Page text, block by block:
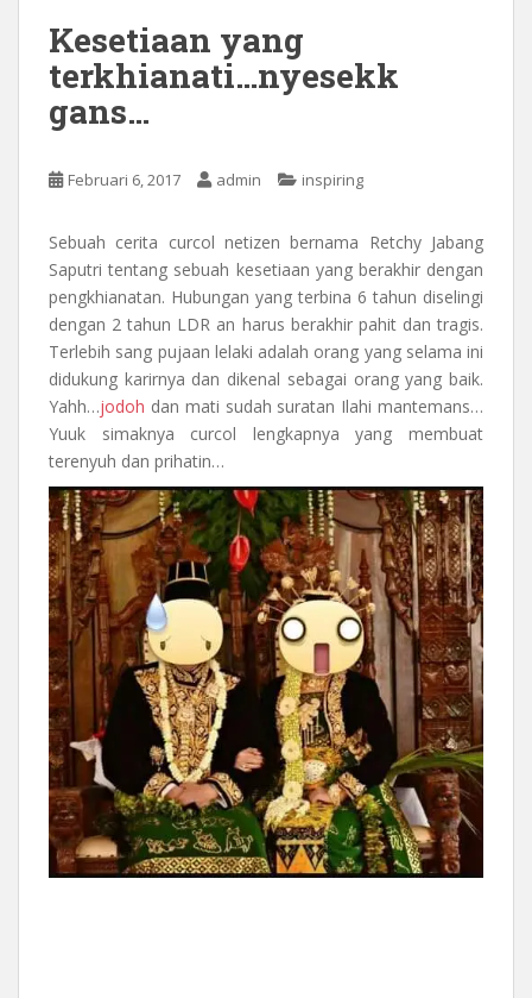
Kesetiaan yang
terkhianati…nyesekk
gans…
Februari 6, 2017 admin inspiring
Sebuah cerita curcol netizen bernama Retchy Jabang
Saputri tentang sebuah kesetiaan yang berakhir dengan
pengkhianatan. Hubungan yang terbina 6 tahun diselingi
dengan 2 tahun LDR an harus berakhir pahit dan tragis.
Terlebih sang pujaan lelaki adalah orang yang selama ini
didukung karirnya dan dikenal sebagai orang yang baik.
Yahh…jodoh dan mati sudah suratan Ilahi mantemans…
Yuuk simaknya curcol lengkapnya yang membuat
terenyuh dan prihatin…